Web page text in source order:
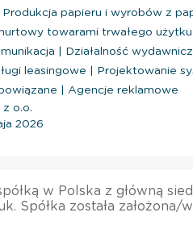
Produkcja papieru i wyrobów z
towarami trwałego użytku
Działalność
leasingowe
Projektowanie
Agencje reklamowe
z o.o.
2026
w Polska z główną
Spółka została założona/